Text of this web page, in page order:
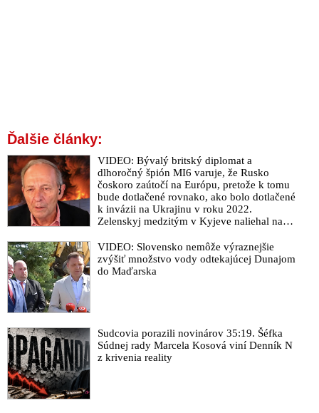
Ďalšie články:
VIDEO: Bývalý britský diplomat a
dlhoročný špión MI6 varuje, že Rusko
čoskoro zaútočí na Európu, pretože k tomu
bude dotlačené rovnako, ako bolo dotlačené
k invázii na Ukrajinu v roku 2022.
Zelenskyj medzitým v Kyjeve naliehal na
zháňali energie pre Ukrajinu na zimu. Putin
vraj bude mobilizovať a vojna sa do zimy
pravdepodobne neskončí
VIDEO: Slovensko nemôže výraznejšie
zvýšiť množstvo vody odtekajúcej Dunajom
do Maďarska
Sudcovia porazili novinárov 35:19. Šéfka
Súdnej rady Marcela Kosová viní Denník N
z krivenia reality